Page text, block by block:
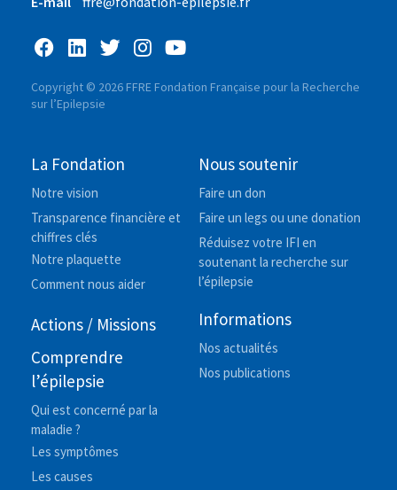
Copyright © 2026 FFRE Fondation Française pour la Recherche
sur l’Epilepsie
La Fondation
Notre vision
Transparence financière et
chiffres clés
Notre plaquette
Comment nous aider
Actions / Missions
Comprendre
l’épilepsie
Qui est concerné par la
maladie ?
Les symptômes
Les causes
Nous soutenir
Faire un don
Faire un legs ou une donation
Réduisez votre IFI en
soutenant la recherche sur
l’épilepsie
Informations
Nos actualités
Nos publications